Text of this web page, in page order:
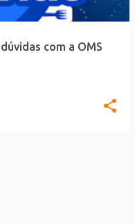
com a OMS